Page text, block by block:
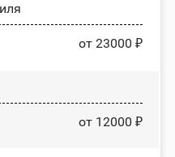
от 23000 ₽
от 12000 ₽